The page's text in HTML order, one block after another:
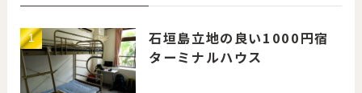
石垣島立地の良い1000円宿
ターミナルハウス